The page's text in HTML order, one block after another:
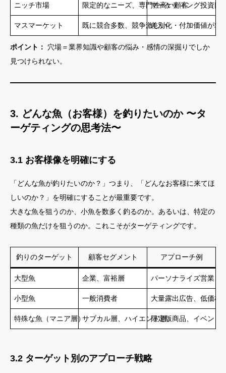
ニッチ市場 限定的なニーズ、専門性高い顧客
マーケティング投資回
マスマーケット 既に競合多数、競争激しい差別化・付加価値が求
ポイント：
穴場＝業界知識や顧客の悩み・感情の深掘りでしか
見つけられない。
3. どんな魚（お客様）を釣りたいのか 〜タ
ーゲティングの思考法〜
3.1 お客様像を明確にする
「どんな魚が釣りたいのか？」つまり、「どんなお客様に来てほ
しいのか？」を明確にすることが最重要です。
大きな魚を狙うのか、小魚を数多く釣るのか。あるいは、特定の
種類の魚だけを狙うのか。これこそがターゲティングです。
釣りのターゲット 顧客セグメント アプローチ例
大型魚 企業、富裕層 パーソナライズ営業、
小型魚 一般消費者 大量露出広告、低価格
特殊な魚（マニア層）サブカル層、ハイエンド層限定版商品、イベント
3.2 ターゲット別のアプローチ戦略